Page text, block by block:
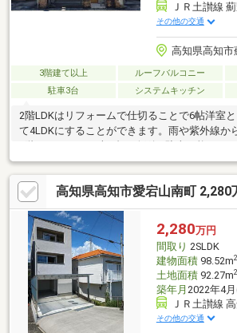
ＪＲ土讃線
その他の交通
高知県高知市
3階建て以上 ルーフバルコニー
駐車3台
システムキッチン
2階LDKはリフォームで仕切ることで6帖洋室
て4LDKにすることができます。雨や紫外線か
物置が設置されており荷物の保管に重宝しま
ゆとりある広さで各お部屋で心地よく過ごせ
ーパーやドラックストアなど徒歩圏内の立地で
高知県高知市愛宕山南町 2,280
2,280万円
間取り 2SLDK
建物面積98.52m2
土地面積92.27m2
築年月 2022年4
ＪＲ土讃線
その他の交通